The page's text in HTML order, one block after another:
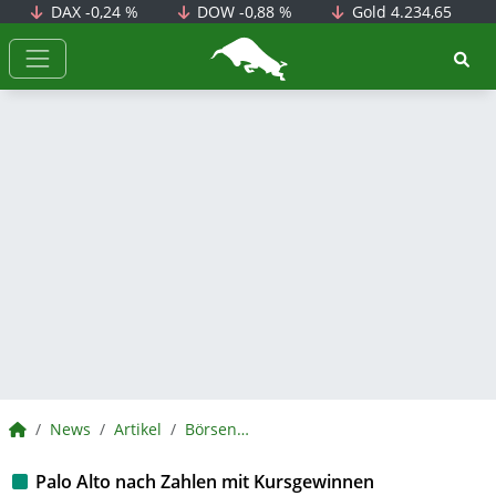
DAX -0,24 % DOW-0,88 % Gold 4.234,65
BörsenNEWS.de
BörsenNEWS.de
News Artikel BörsenNEWS.de
Palo Alto nach Zahlen mit Kursgewinnen